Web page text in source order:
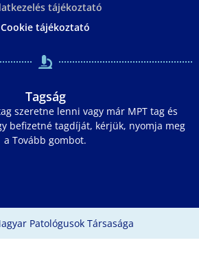
tájékoztató
Cookie tájékoztató
Tagság
szeretne lenni vagy már MPT tag és
befizetné tagdíját, kérjük, nyomja meg
a Tovább gombot.
Patológusok Társasága